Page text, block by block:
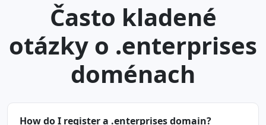
Často kladené
otázky o .enterprises
doménach
How do I register a .enterprises domain?